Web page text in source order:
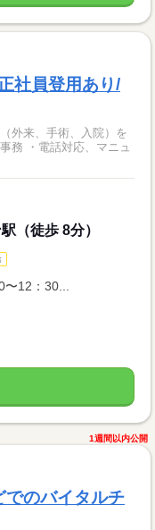
社員登用あり/
務 ・電話対応、マニュ
（徒歩 8分）
〜12：30...
1週間以内公開
でのバイタルチ